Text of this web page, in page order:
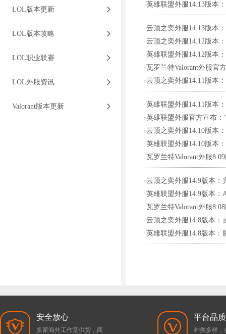
LOL版本更新
LOL版本攻略
LOL职业联赛
LOL外服资讯
Valorant版本更新
·英雄联盟外服14.13版本
·云顶之奕外服14.13版本
·云顶之奕外服14.12版本
·英雄联盟外服14.12版本
·瓦罗兰特Valorant外服官
·云顶之奕外服14.11版本
·英雄联盟外服14.11版本
·英雄联盟外服官方宣布
·云顶之奕外服14.10版本
·英雄联盟外服14.10版本
·瓦罗兰特Valorant外服
·云顶之奕外服14.9版本
·英雄联盟外服14.9版本：
·瓦罗兰特Valorant外服
·云顶之奕外服14.8版本
·英雄联盟外服14.8版本
安全放心
多家海外工作室供货，商
平台品质
种类多样，